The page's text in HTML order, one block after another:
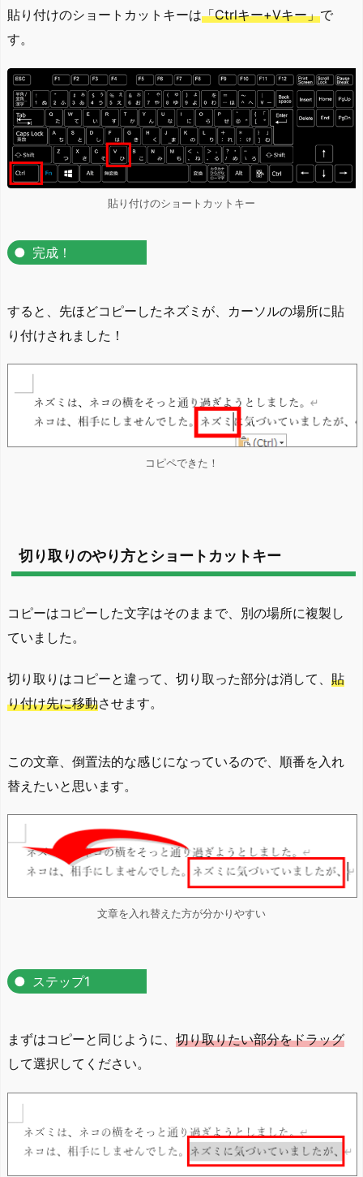
貼り付けのショートカットキーは「Ctrlキー+Vキー」で
す。
貼り付けのショートカットキー
完成！
すると、先ほどコピーしたネズミが、カーソルの場所に貼
り付けされました！
コピペできた！
切り取りのやり方とショートカットキー
コピーはコピーした文字はそのままで、別の場所に複製し
ていました。
切り取りはコピーと違って、切り取った部分は消して、 貼
り付け先に移動させます。
この文章、倒置法的な感じになっているので、順番を入れ
替えたいと思います。
文章を入れ替えた方が分かりやすい
ステップ1
まずはコピーと同じように、 切り取りたい部分をドラッグ
して選択してください。